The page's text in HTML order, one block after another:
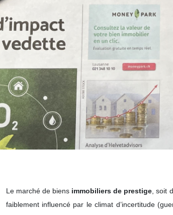
Le marché de biens immobiliers de prestige , soit
faiblement influencé par le climat d’incertitude